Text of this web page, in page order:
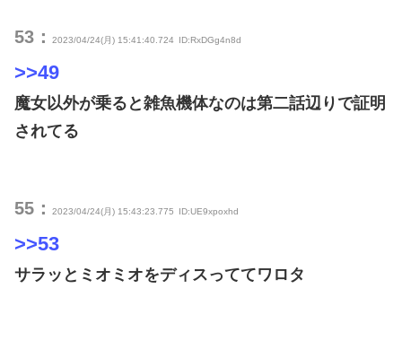
53： 2023/04/24(月) 15:41:40.724 ID:RxDGg4n8d
>>49
魔女以外が乗ると雑魚機体なのは第二話辺りで証明
されてる
55： 2023/04/24(月) 15:43:23.775 ID:UE9xpoxhd
>>53
サラッとミオミオをディスっててワロタ